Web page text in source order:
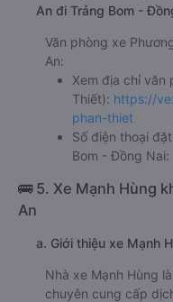
An đi Trảng Bom -
Văn phòng xe
An:
Xem địa chỉ văn
Thiết): https://
phan-thiet
Số điện thoại
Bom - Đồng Nai:
🚌 5. Xe Mạnh Hùng
An
a. Giới thiệu xe Mạnh
Nhà xe Mạnh Hùng
chuyên cung cấp